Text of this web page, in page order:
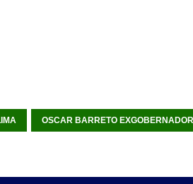
OSCAR BARRETO EXGOBERNADOR